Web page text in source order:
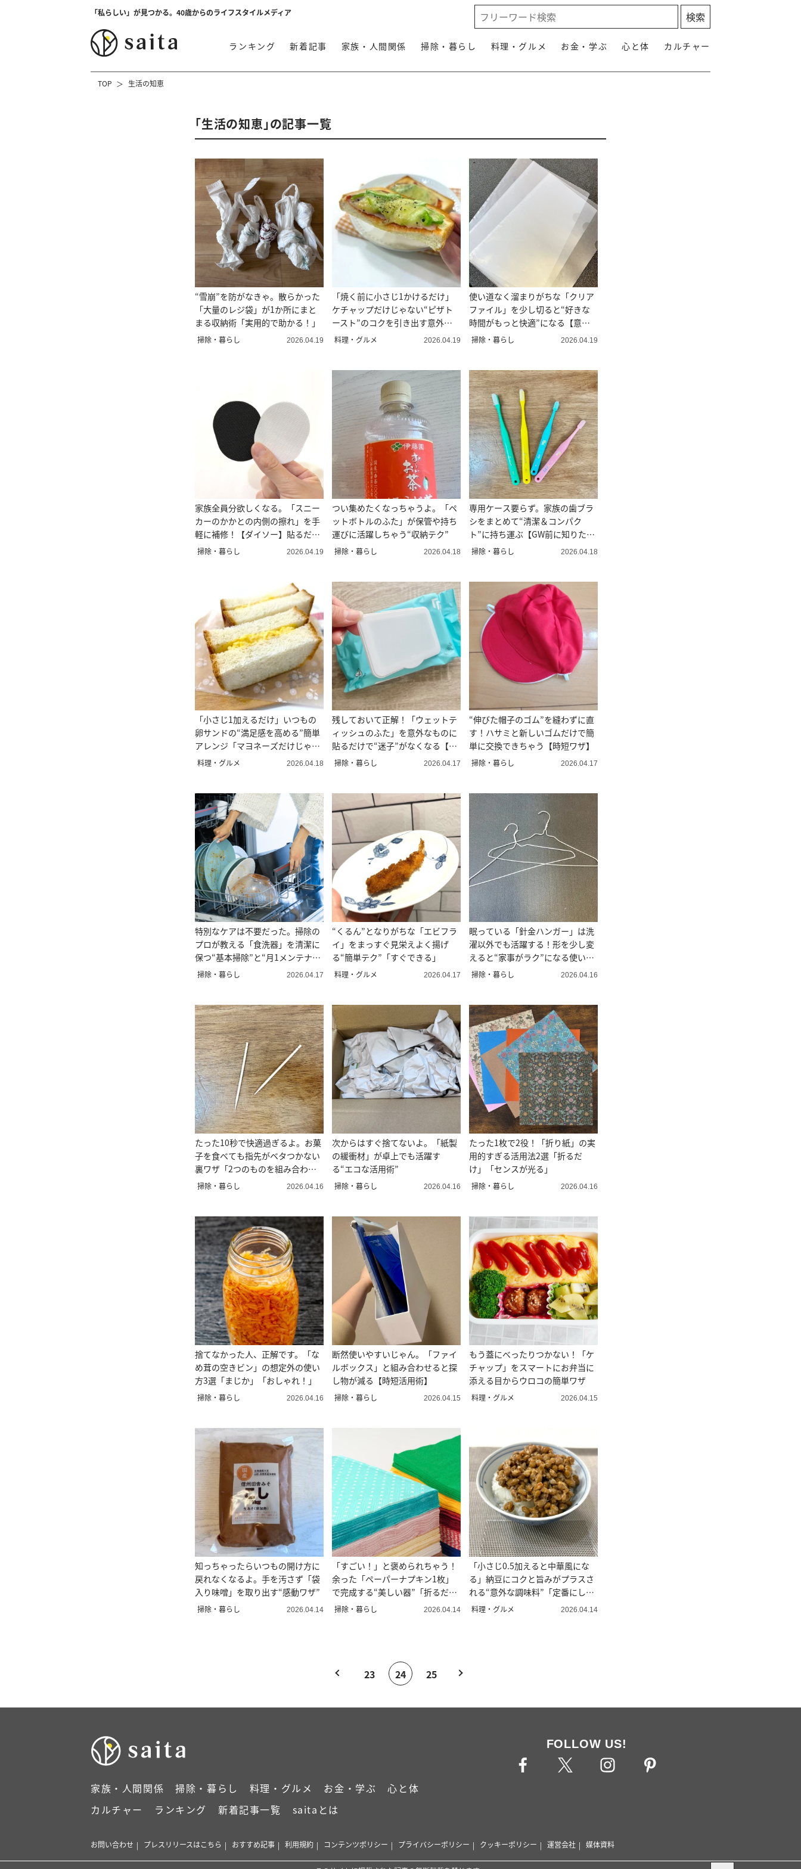
「私らしい」が見つかる。40歳からのライフスタイルメディア
ランキング 新着記事 家族・人間関係 掃除・暮らし 料理・グルメ お金・学ぶ 心と体 カルチャー
TOP 生活の知恵
「生活の知恵」の記事一覧
“雪崩”を防がなきゃ。散らかった
「大量のレジ袋」が1か所にまと
まる収納術「実用的で助かる！」
掃除・暮らし 2026.04.19
「焼く前に小さじ1かけるだけ」
ケチャップだけじゃない“ピザト
ースト”のコクを引き出す意外な
調味料
料理・グルメ 2026.04.19
使い道なく溜まりがちな「クリア
ファイル」を少し切ると“好きな
時間がもっと快適”になる【意外
な使い方】
掃除・暮らし 2026.04.19
家族全員分欲しくなる。「スニー
カーのかかとの内側の擦れ」を手
軽に補修！【ダイソー】貼るだけ
便利グッズ
掃除・暮らし 2026.04.19
つい集めたくなっちゃうよ。「ペ
ットボトルのふた」が保管や持ち
運びに活躍しちゃう“収納テク”
掃除・暮らし 2026.04.18
専用ケース要らず。家族の歯ブラ
シをまとめて“清潔＆コンパク
ト”に持ち運ぶ【GW前に知りたい
裏ワザ】
掃除・暮らし 2026.04.18
「小さじ1加えるだけ」いつもの
卵サンドの“満足感を高める”簡単
アレンジ「マヨネーズだけじゃな
い」
料理・グルメ 2026.04.18
残しておいて正解！「ウェットテ
ィッシュのふた」を意外なものに
貼るだけで“迷子”がなくなる【裏
活用術】
掃除・暮らし 2026.04.17
“伸びた帽子のゴム”を縫わずに直
す！ハサミと新しいゴムだけで簡
単に交換できちゃう【時短ワザ】
掃除・暮らし 2026.04.17
特別なケアは不要だった。掃除の
プロが教える「食洗器」を清潔に
保つ“基本掃除”と“月1メンテナン
ス”
掃除・暮らし 2026.04.17
“くるん”となりがちな「エビフラ
イ」をまっすぐ見栄えよく揚げ
る“簡単テク”「すぐできる」
料理・グルメ 2026.04.17
眠っている「針金ハンガー」は洗
濯以外でも活躍する！形を少し変
えると“家事がラク”になる使い方
2選
掃除・暮らし 2026.04.16
たった10秒で快適過ぎるよ。お菓
子を食べても指先がベタつかない
裏ワザ「2つのものを組み合わせ
るだけ」
掃除・暮らし 2026.04.16
次からはすぐ捨てないよ。「紙製
の緩衝材」が卓上でも活躍す
る“エコな活用術”
掃除・暮らし 2026.04.16
たった1枚で2役！「折り紙」の実
用的すぎる活用法2選「折るだ
け」「センスが光る」
掃除・暮らし 2026.04.16
捨てなかった人、正解です。「な
め茸の空きビン」の想定外の使い
方3選「まじか」「おしゃれ！」
掃除・暮らし 2026.04.16
断然使いやすいじゃん。「ファイ
ルボックス」と組み合わせると探
し物が減る【時短活用術】
掃除・暮らし 2026.04.15
もう蓋にべったりつかない！「ケ
チャップ」をスマートにお弁当に
添える目からウロコの簡単ワザ
料理・グルメ 2026.04.15
知っちゃったらいつもの開け方に
戻れなくなるよ。手を汚さず「袋
入り味噌」を取り出す“感動ワザ”
掃除・暮らし 2026.04.14
「すごい！」と褒められちゃう！
余った「ペーパーナプキン1枚」
で完成する“美しい器”「折るだけ
簡単」
掃除・暮らし 2026.04.14
「小さじ0.5加えると中華風にな
る」納豆にコクと旨みがプラスさ
れる“意外な調味料”「定番にした
い」
料理・グルメ 2026.04.14
23 24 25
家族・人間関係 掃除・暮らし 料理・グルメ お金・学ぶ
心と体
カルチャー
ランキング 新着記事一覧 saitaとは
FOLLOW US!
お問い合わせ プレスリリースはこちら おすすめ記事 利用規約 コンテンツポリシー プライバシーポリシー クッキーポリシー 運営会社 媒体資料